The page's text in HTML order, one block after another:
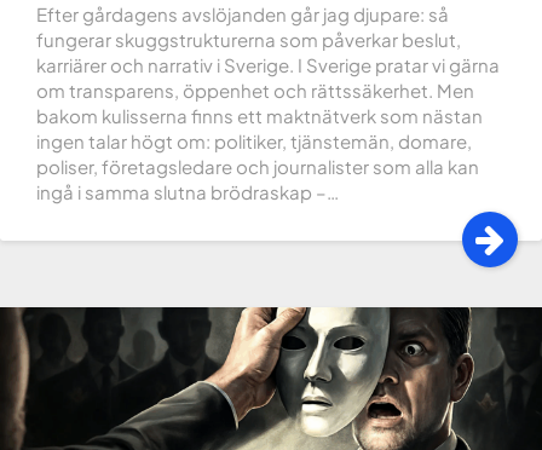
Efter gårdagens avslöjanden går jag djupare: så
fungerar skuggstrukturerna som påverkar beslut,
karriärer och narrativ i Sverige. I Sverige pratar vi gärna
om transparens, öppenhet och rättssäkerhet. Men
bakom kulisserna finns ett maktnätverk som nästan
ingen talar högt om: politiker, tjänstemän, domare,
poliser, företagsledare och journalister som alla kan
ingå i samma slutna brödraskap –…